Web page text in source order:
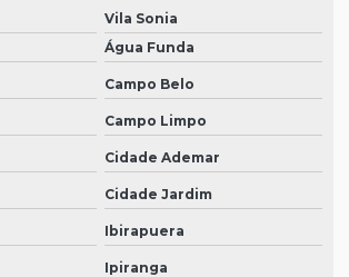
epi
Vila Sonia
Água Funda
Campo Belo
Campo Limpo
Cidade Ademar
Cidade Jardim
Ibirapuera
Ipiranga